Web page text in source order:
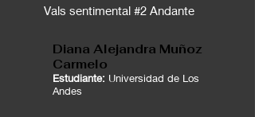
Vals sentimental #2 Andante
Diana Alejandra Muñoz
Carmelo
Estudiante: Universidad de Los
Andes